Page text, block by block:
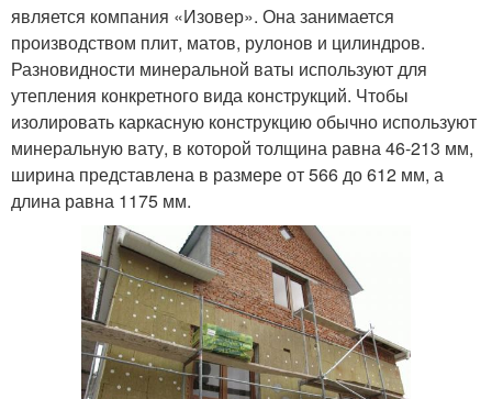
является компания «Изовер». Она занимается
производством плит, матов, рулонов и цилиндров.
Разновидности минеральной ваты используют для
утепления конкретного вида конструкций. Чтобы
изолировать каркасную конструкцию обычно используют
минеральную вату, в которой толщина равна 46-213 мм,
ширина представлена в размере от 566 до 612 мм, а
длина равна 1175 мм.